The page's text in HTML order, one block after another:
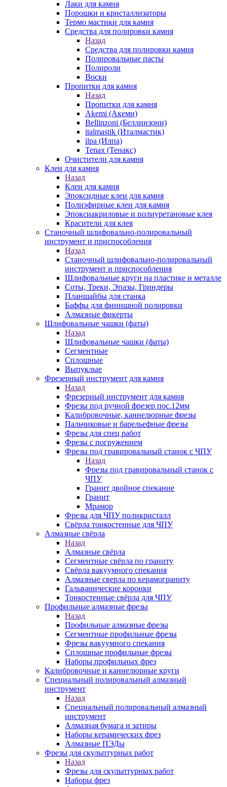
Лаки для камня
Порошки и кристаллизаторы
Термо мастики для камня
Средства для полировки камня
Назад
Средства для полировки камня
Полировальные пасты
Полироли
Воски
Пропитки для камня
Назад
Пропитки для камня
Akemi (Акеми)
Bellinzoni (Беллинзони)
italmastik (Италмастик)
ilpa (Илпа)
Tenax (Тенакс)
Очистители для камня
Клеи для камня
Назад
Клеи для камня
Эпоксидные клеи для камня
Полиэфирные клеи для камня
Эпоксиакриловые и полиуретановые клея
Красители для клея
Станочный шлифовально-полировальный
инструмент и приспособления
Назад
Станочный шлифовально-полировальный
инструмент и приспособления
Шлифовальные круги на пластике и металле
Соты, Треки, Эпазы, Гриндеры
Планшайбы для станка
Баффы для финишной полировки
Алмазные фикерты
Шлифовальные чашки (фаты)
Назад
Шлифовальные чашки (фаты)
Сегментные
Сплошные
Выпуклые
Фрезерный инструмент для камня
Назад
Фрезерный инструмент для камня
Фрезы под ручной фрезер пос.12мм
Калибровочные, каннелюрные фрезы
Пальчиковые и барельефные фрезы
Фрезы для спец работ
Фрезы с погружением
Фрезы под гравировальный станок с ЧПУ
Назад
Фрезы под гравировальный станок с
ЧПУ
Гранит двойное спекание
Гранит
Мрамор
Фрезы для ЧПУ поликристалл
Свёрла тонкостенные для ЧПУ
Алмазные свёрла
Назад
Алмазные свёрла
Сегментные свёрла по граниту
Свёрла вакуумного спекания
Алмазные сверла по керамограниту
Гальванические коронки
Тонкостенные свёрла для ЧПУ
Профильные алмазные фрезы
Назад
Профильные алмазные фрезы
Сегментные профильные фрезы
Фрезы вакуумного спекания
Сплошные профильные фрезы
Наборы профильных фрез
Калибровочные и каннелюрные круги
Специальный полировальный алмазный
инструмент
Назад
Специальный полировальный алмазный
инструмент
Алмазная бумага и затиры
Наборы керамических фрез
Алмазные ПЭДы
Фрезы для скульптурных работ
Назад
Фрезы для скульптурных работ
Наборы фрез